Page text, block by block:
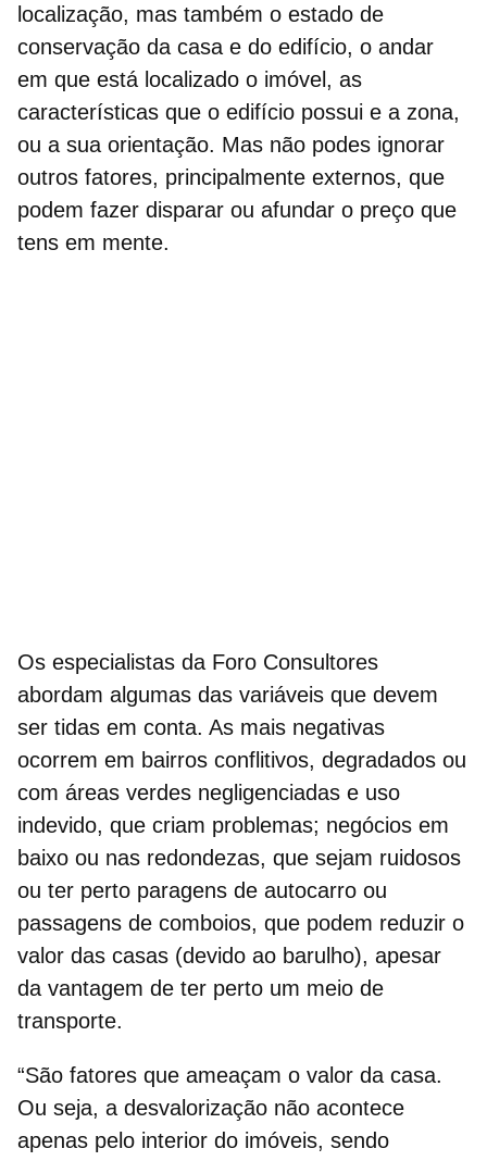
localização, mas também o estado de
conservação da casa e do edifício, o andar
em que está localizado o imóvel, as
características que o edifício possui e a zona,
ou a sua orientação. Mas não podes ignorar
outros fatores, principalmente externos, que
podem fazer disparar ou afundar o preço que
tens em mente.
Os especialistas da Foro Consultores
abordam algumas das variáveis ​​que devem
ser tidas em conta. As mais negativas
ocorrem em bairros conflitivos, degradados ou
com áreas verdes negligenciadas e uso
indevido, que criam problemas; negócios em
baixo ou nas redondezas, que sejam ruidosos
ou ter perto paragens de autocarro ou
passagens de comboios, que podem reduzir o
valor das casas (devido ao barulho), apesar
da vantagem de ter perto um meio de
transporte.
“São fatores que ameaçam o valor da casa.
Ou seja, a desvalorização não acontece
apenas pelo interior do imóveis, sendo